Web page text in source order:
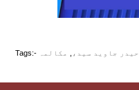
Tags:- حیدر جاوید سید،